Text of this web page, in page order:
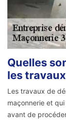
Quelles
les
Les travaux de
maçonnerie et
avant de